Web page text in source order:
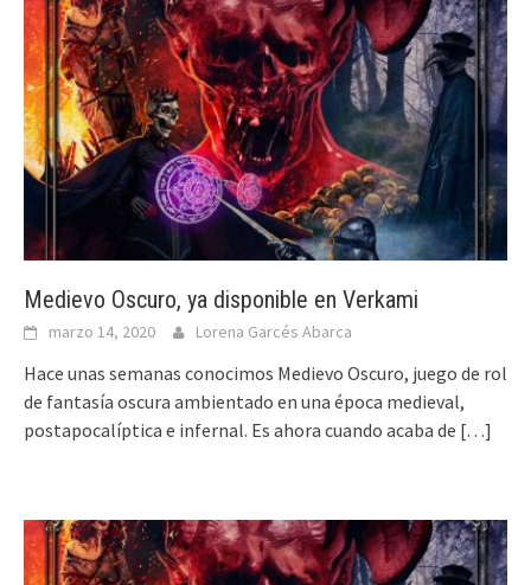
Medievo Oscuro, ya disponible en Verkami
marzo 14, 2020 Lorena Garcés Abarca
Hace unas semanas conocimos Medievo Oscuro, juego de rol
de fantasía oscura ambientado en una época medieval,
postapocalíptica e infernal. Es ahora cuando acaba de […]